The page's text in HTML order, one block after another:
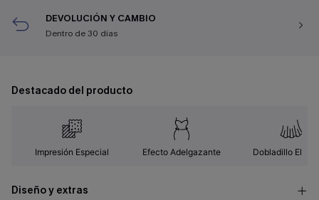
DEVOLUCIÓN Y CAMBIO
Dentro de 30 días
Destacado del producto
Impresión Especial Efecto Adelgazante Dobladillo
Diseño y extras